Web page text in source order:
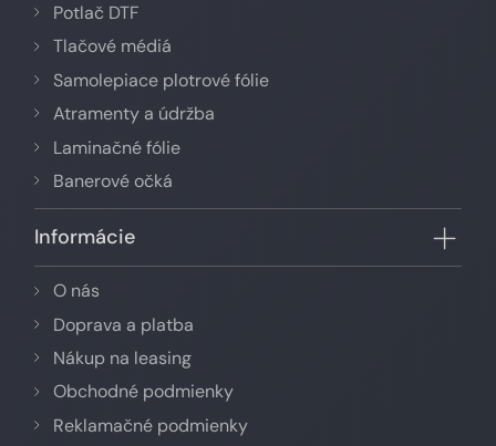
Potlač DTF
Tlačové médiá
Samolepiace plotrové fólie
Atramenty a údržba
Laminačné fólie
Banerové očká
Informácie
O nás
Doprava a platba
Nákup na leasing
Obchodné podmienky
Reklamačné podmienky